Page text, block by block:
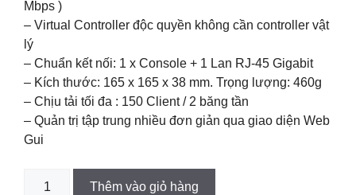
Mbps )
– Virtual Controller độc quyền không cần controller vật
lý
– Chuẩn kết nối: 1 x Console + 1 Lan RJ-45 Gigabit
– Kích thước: 165 x 165 x 38 mm. Trọng lượng: 460g
– Chịu tải tối đa : 150 Client / 2 băng tần
– Quản trị tập trung nhiều đơn giản qua giao diện Web
Gui
Thêm vào giỏ hàng